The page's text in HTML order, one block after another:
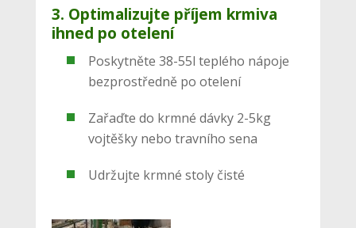
3. Optimalizujte příjem krmiva
ihned po otelení
Poskytněte 38-55l teplého nápoje
bezprostředně po otelení
Zařaďte do krmné dávky 2-5kg
vojtěšky nebo travního sena
Udržujte krmné stoly čisté